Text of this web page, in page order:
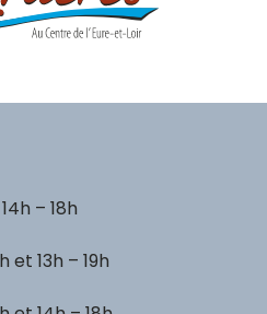
– 18h
et 13h – 19h